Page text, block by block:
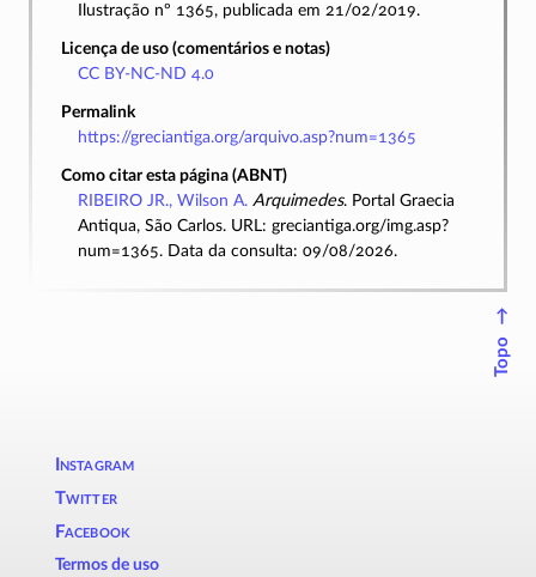
Ilustração nº 1365, publicada em 21/02/2019.
Licença de uso (comentários e notas)
CC BY-NC-ND 4.0
Permalink
https://greciantiga.org/arquivo.asp?num=1365
Como citar esta página (ABNT)
RIBEIRO JR., Wilson A. Arquimedes. Portal Graecia
Antiqua, São Carlos. URL: greciantiga.org/img.asp?
num=1365. Data da consulta: 09/08/2026.
↑
Topo
Instagram
Twitter
Facebook
Termos de uso